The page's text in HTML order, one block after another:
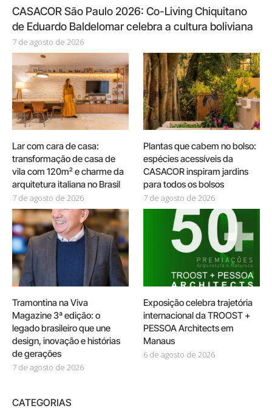
CASACOR São Paulo 2026: Co-Living Chiquitano
de Eduardo Baldelomar celebra a cultura boliviana
7 de agosto de 2026
Lar com cara de casa:
transformação de casa de
vila com 120m² e charme da
arquitetura italiana no Brasil
7 de agosto de 2026
Plantas que cabem no bolso:
espécies acessíveis da
CASACOR inspiram jardins
para todos os bolsos
7 de agosto de 2026
Tramontina na Viva
Magazine 3ª edição: o
legado brasileiro que une
design, inovação e histórias
de gerações
7 de agosto de 2026
Exposição celebra trajetória
internacional da TROOST +
PESSOA Architects em
Manaus
6 de agosto de 2026
CATEGORIAS